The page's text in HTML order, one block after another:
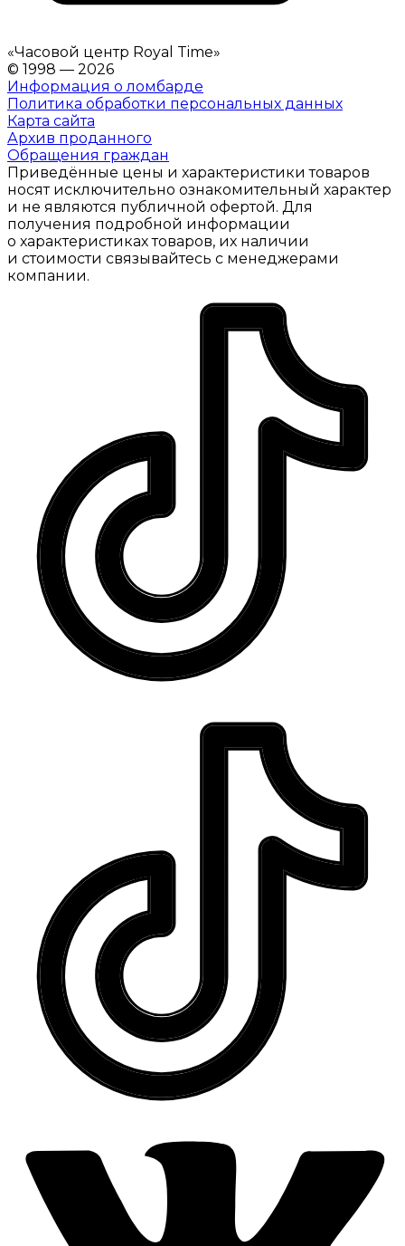
«Часовой центр Royal Time»
© 1998 — 2026
Информация о ломбарде
Политика обработки персональных данных
Карта сайта
Архив проданного
Обращения граждан
Приведённые цены и характеристики товаров
носят исключительно ознакомительный характер
и не являются публичной офертой. Для
получения подробной информации
о характеристиках товаров, их наличии
и стоимости связывайтесь с менеджерами
компании.